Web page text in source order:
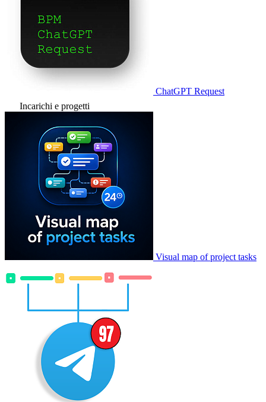
ChatGPT Request
Incarichi e progetti
Visual map of project tasks